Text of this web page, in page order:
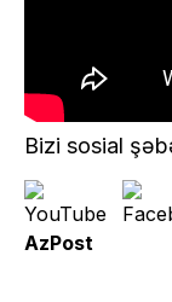
Bizi sosial
AzPost